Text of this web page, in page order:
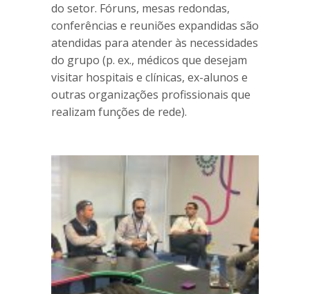
do setor. Fóruns, mesas redondas,
conferências e reuniões expandidas são
atendidas para atender às necessidades
do grupo (p. ex., médicos que desejam
visitar hospitais e clínicas, ex-alunos e
outras organizações profissionais que
realizam funções de rede).